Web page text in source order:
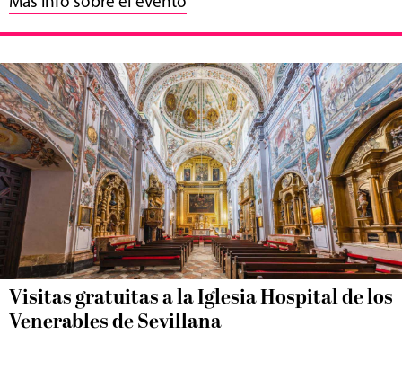
Visitas gratuitas a la Iglesia Hospital de los
Venerables de Sevillana